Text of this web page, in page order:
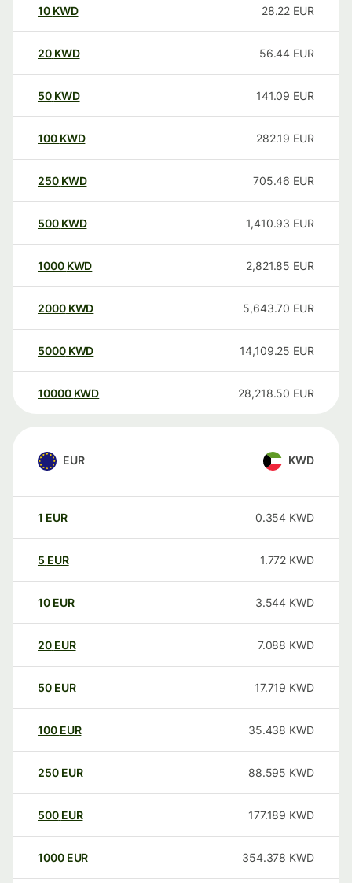
10 KWD 28.22 EUR
20 KWD 56.44 EUR
50 KWD 141.09 EUR
100 KWD 282.19 EUR
250 KWD 705.46 EUR
500 KWD 1,410.93 EUR
1000 KWD 2,821.85 EUR
2000 KWD 5,643.70 EUR
5000 KWD 14,109.25 EUR
10000 KWD 28,218.50 EUR
EUR KWD
1 EUR 0.354 KWD
5 EUR 1.772 KWD
10 EUR 3.544 KWD
20 EUR 7.088 KWD
50 EUR 17.719 KWD
100 EUR 35.438 KWD
250 EUR 88.595 KWD
500 EUR 177.189 KWD
1000 EUR 354.378 KWD